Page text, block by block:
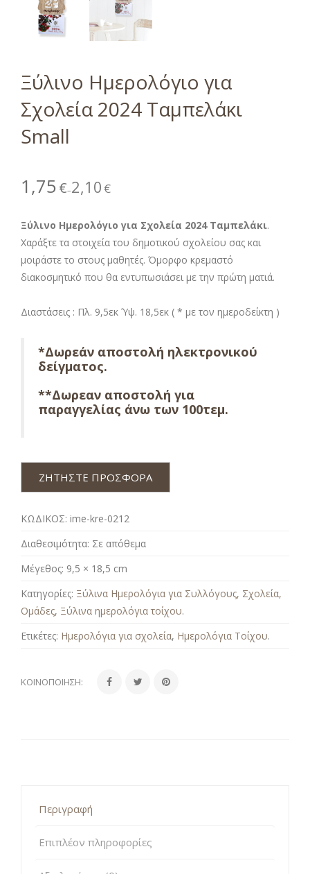
Ξύλινο Ημερολόγιο για
Σχολεία 2024 Ταμπελάκι
Small
1,75 €–2,10 €
Ξύλινο Ημερολόγιο για Σχολεία 2024 Ταμπελάκι.
Χαράξτε τα στοιχεία του δημοτικού σχολείου σας και
μοιράστε το στους μαθητές. Όμορφο κρεμαστό
διακοσμητικό που θα εντυπωσιάσει με την πρώτη ματιά.
Διαστάσεις : Πλ. 9,5εκ Ύψ. 18,5εκ ( * με τον ημεροδείκτη )
*Δωρεάν αποστολή ηλεκτρονικού
δείγματος.
**Δωρεαν αποστολή για
παραγγελίας άνω των 100τεμ.
ΖΗΤΗΣΤΕ ΠΡΟΣΦΟΡΑ
ΚΩΔΙΚΟΣ: ime-kre-0212
Διαθεσιμότητα: Σε απόθεμα
Μέγεθος: 9,5 × 18,5 cm
Κατηγορίες: Ξύλινα Ημερολόγια για Συλλόγους, Σχολεία,
Ομάδες, Ξύλινα ημερολόγια τοίχου.
Ετικέτες: Ημερολόγια για σχολεία, Ημερολόγια Τοίχου.
ΚΟΙΝΟΠΟΊΗΣΗ:
Περιγραφή
Επιπλέον πληροφορίες